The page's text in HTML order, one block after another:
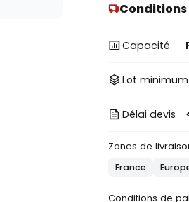
Capacité
Lot minimum
Délai devis
Zones de
France
Conditions de